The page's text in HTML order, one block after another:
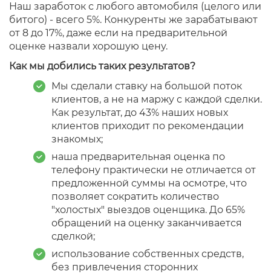
Наш заработок с любого автомобиля (целого или
битого) - всего 5%. Конкуренты же зарабатывают
от 8 до 17%, даже если на предварительной
оценке назвали хорошую цену.
Как мы добились таких результатов?
Мы сделали ставку на большой поток
клиентов, а не на маржу с каждой сделки.
Как результат, до 43% наших новых
клиентов приходит по рекомендации
знакомых;
наша предварительная оценка по
телефону практически не отличается от
предложенной суммы на осмотре, что
позволяет сократить количество
"холостых" выездов оценщика. До 65%
обращений на оценку заканчивается
сделкой;
использование собственных средств,
без привлечения сторонних